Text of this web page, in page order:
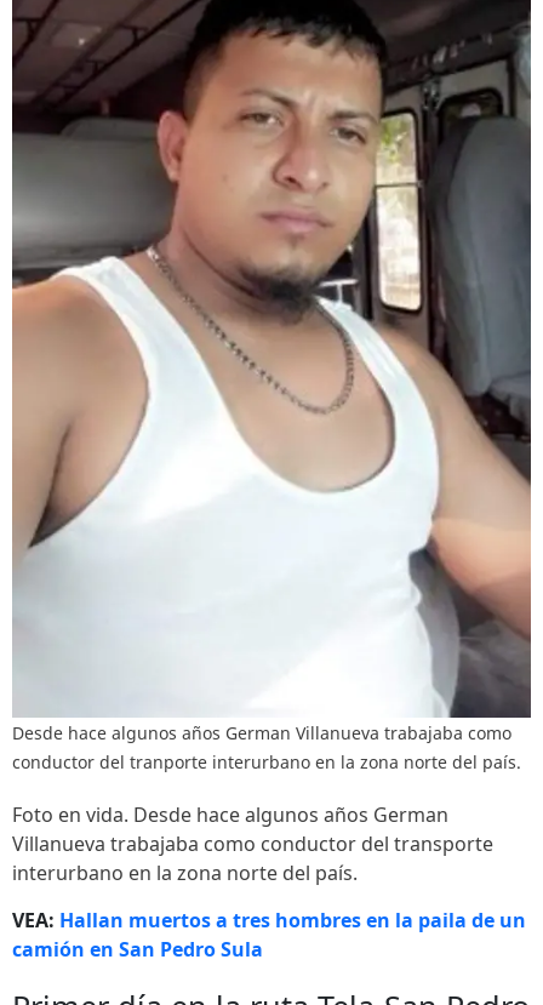
Desde hace algunos años German Villanueva trabajaba como
conductor del tranporte interurbano en la zona norte del país.
Foto en vida. Desde hace algunos años German
Villanueva trabajaba como conductor del transporte
interurbano en la zona norte del país.
VEA: Hallan muertos a tres hombres en la paila de un
camión en San Pedro Sula